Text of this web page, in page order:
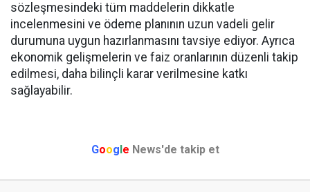
sözleşmesindeki tüm maddelerin dikkatle
incelenmesini ve ödeme planının uzun vadeli gelir
durumuna uygun hazırlanmasını tavsiye ediyor. Ayrıca
ekonomik gelişmelerin ve faiz oranlarının düzenli takip
edilmesi, daha bilinçli karar verilmesine katkı
sağlayabilir.
Google News'de takip et